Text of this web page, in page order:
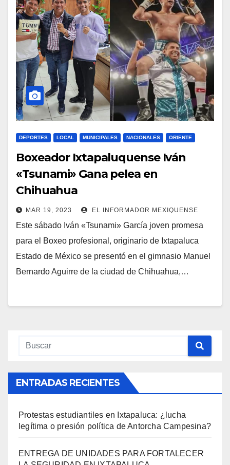
DEPORTES LOCAL MUNICIPALES NACIONALES ORIENTE
Boxeador Ixtapaluquense Iván
«Tsunami» Gana pelea en
Chihuahua
MAR 19, 2023 EL INFORMADOR MEXIQUENSE
Este sábado Iván «Tsunami» García joven promesa
para el Boxeo profesional, originario de Ixtapaluca
Estado de México se presentó en el gimnasio Manuel
Bernardo Aguirre de la ciudad de Chihuahua,…
ENTRADAS RECIENTES
Protestas estudiantiles en Ixtapaluca: ¿lucha
legítima o presión política de Antorcha Campesina?
ENTREGA DE UNIDADES PARA FORTALECER